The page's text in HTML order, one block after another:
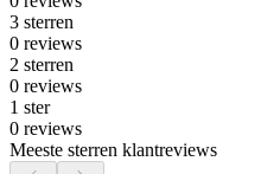
3 sterren
0 reviews
2 sterren
0 reviews
1 ster
0 reviews
Meeste sterren klantreviews